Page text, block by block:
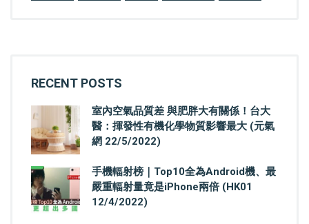
RECENT POSTS
室內空氣品質差 與肥胖大有關係！台大
醫：揮發性有機化學物質影響最大 (元氣
網 22/5/2022)
手機輻射榜｜Top10全為Android機、最
嚴重輻射量竟是iPhone兩倍 (HK01
12/4/2022)